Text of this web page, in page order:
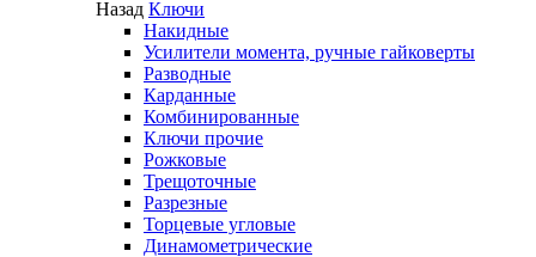
Назад Ключи
Накидные
Усилители момента, ручные гайковерты
Разводные
Карданные
Комбинированные
Ключи прочие
Рожковые
Трещоточные
Разрезные
Торцевые угловые
Динамометрические